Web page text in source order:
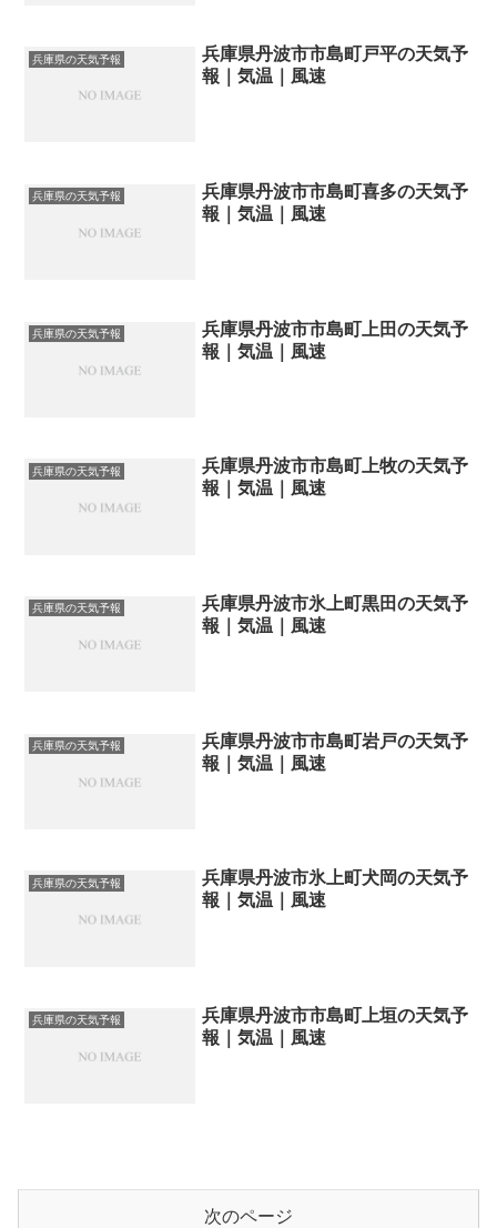
兵庫県の天気予報
兵庫県丹波市市島町戸平の天気予
報｜気温｜風速
兵庫県の天気予報
兵庫県丹波市市島町喜多の天気予
報｜気温｜風速
兵庫県の天気予報
兵庫県丹波市市島町上田の天気予
報｜気温｜風速
兵庫県の天気予報
兵庫県丹波市市島町上牧の天気予
報｜気温｜風速
兵庫県の天気予報
兵庫県丹波市氷上町黒田の天気予
報｜気温｜風速
兵庫県の天気予報
兵庫県丹波市市島町岩戸の天気予
報｜気温｜風速
兵庫県の天気予報
兵庫県丹波市氷上町犬岡の天気予
報｜気温｜風速
兵庫県の天気予報
兵庫県丹波市市島町上垣の天気予
報｜気温｜風速
次のページ